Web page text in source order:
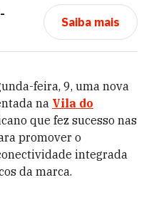
Saiba mais
feira, 9, uma nova
na Vila do
que fez sucesso nas
promover o
integrada
da marca.